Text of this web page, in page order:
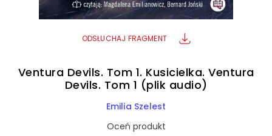
ODSŁUCHAJ FRAGMENT
Ventura Devils. Tom 1. Kusicielka. Ventura
Devils. Tom 1 (plik audio)
Emilia Szelest
Oceń produkt